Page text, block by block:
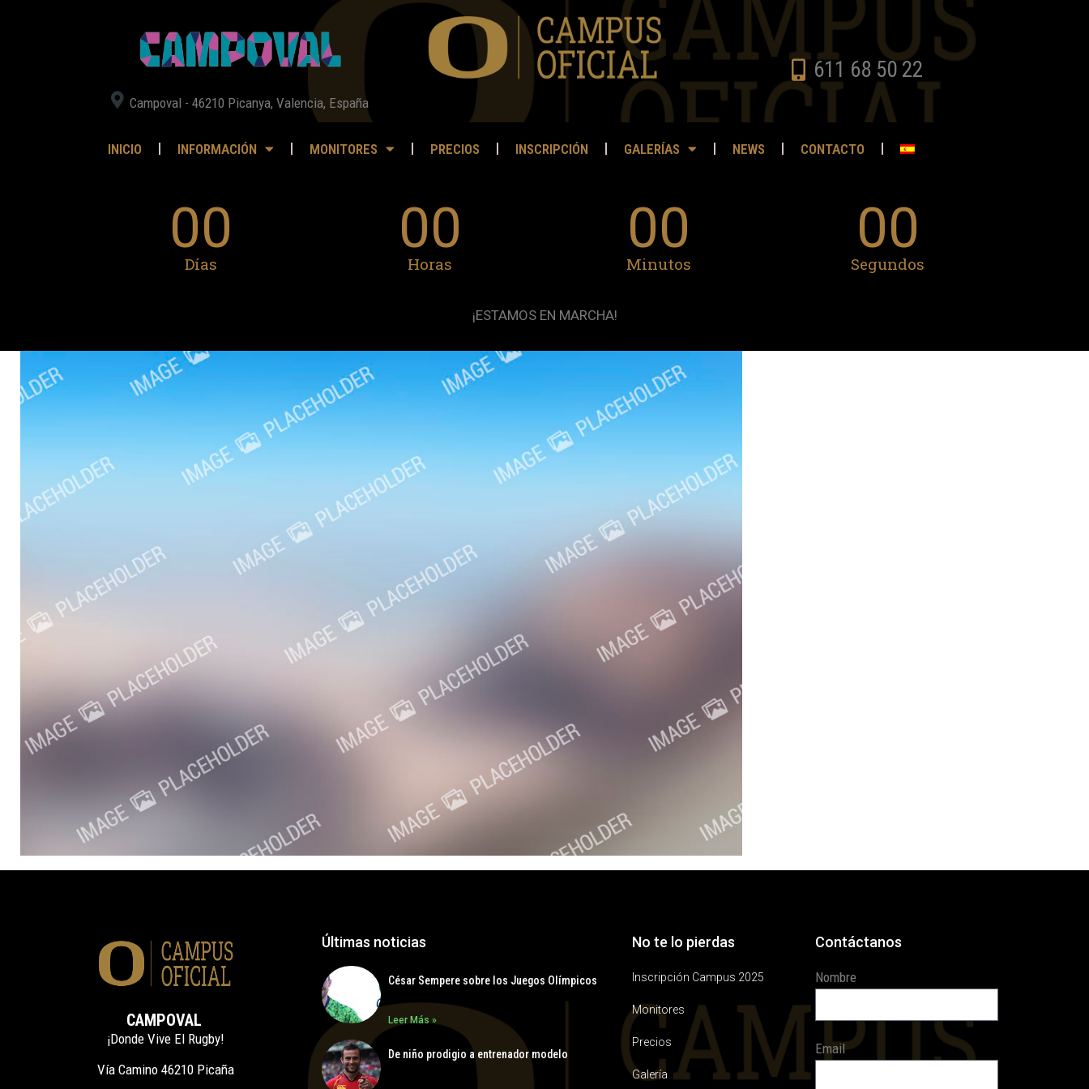
Campoval - 46210 Picanya, Valencia, España
611 68 50 22
INICIO INFORMACIÓN MONITORES PRECIOS INSCRIPCIÓN GALERÍAS NEWS CONTACTO
00
Días
00
Horas
00
Minutos
00
Segundos
¡ESTAMOS EN MARCHA!
CAMPOVAL
¡Donde Vive El Rugby!
Vía Camino 46210 Picaña
Últimas noticias
César Sempere sobre los Juegos Olímpicos
Leer Más »
De niño prodigio a entrenador modelo
No te lo pierdas
Inscripción Campus 2025
Monitores
Precios
Galería
Contáctanos
Nombre
Email